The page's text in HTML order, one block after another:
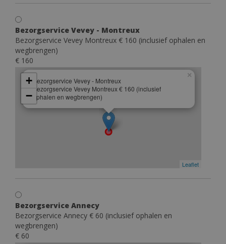
Bezorgservice Vevey - Montreux
Bezorgservice Vevey Montreux € 160 (inclusief ophalen en
wegbrengen)
€ 160
Bezorgservice Vevey - Montreux
Bezorgservice Vevey Montreux € 160 (inclusief
ophalen en wegbrengen)
×
+
−
Leaflet
Bezorgservice Annecy
Bezorgservice Annecy € 60 (inclusief ophalen en
wegbrengen)
€ 60